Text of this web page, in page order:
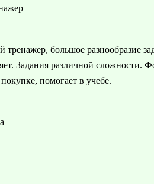
тренажер, большое разнообразие
Задания различной сложности.
помогает в учебе.